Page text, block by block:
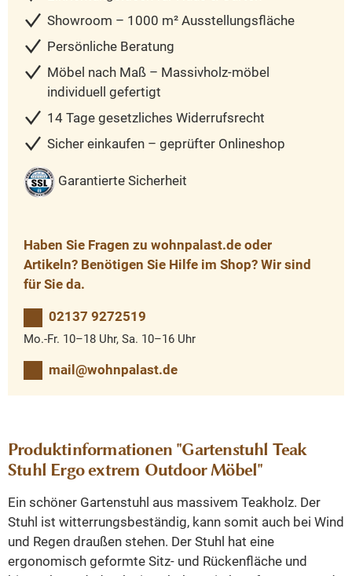
Showroom – 1000 m² Ausstellungsfläche
Persönliche Beratung
Möbel nach Maß – Massivholz-möbel
individuell gefertigt
14 Tage gesetzliches Widerrufsrecht
Sicher einkaufen – geprüfter Onlineshop
Garantierte Sicherheit
Haben Sie Fragen zu wohnpalast.de oder
Artikeln? Benötigen Sie Hilfe im Shop? Wir sind
für Sie da.
02137 9272519
Mo.-Fr. 10–18 Uhr, Sa. 10–16 Uhr
mail@wohnpalast.de
Produktinformationen "Gartenstuhl Teak
Stuhl Ergo extrem Outdoor Möbel"
Ein schöner Gartenstuhl aus massivem Teakholz. Der
Stuhl ist witterrungsbeständig, kann somit auch bei Wind
und Regen draußen stehen. Der Stuhl hat eine
ergonomisch geformte Sitz- und Rückenfläche und